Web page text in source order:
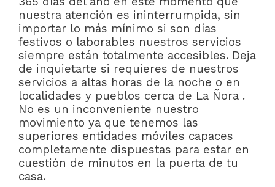
nuestra atención es ininterrumpida, sin
importar lo más mínimo si son días
festivos o laborables nuestros servicios
siempre están totalmente accesibles. Deja
de inquietarte si requieres de nuestros
servicios a altas horas de la noche o en
localidades y pueblos cerca de La Ñora .
No es un inconveniente nuestro
movimiento ya que tenemos las
superiores entidades móviles capaces
completamente dispuestas para estar en
cuestión de minutos en la puerta de tu
casa.